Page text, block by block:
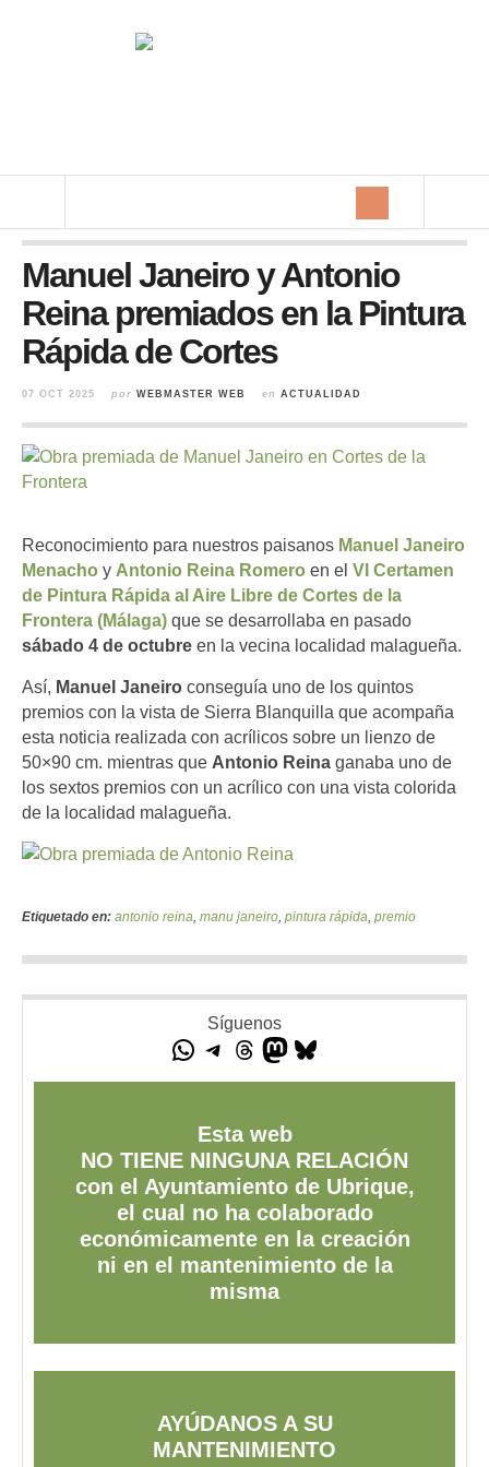
Manuel Janeiro y Antonio
Reina premiados en la Pintura
Rápida de Cortes
07 OCT 2025 por WEBMASTER WEB en ACTUALIDAD
Reconocimiento para nuestros paisanos Manuel Janeiro
Menacho y Antonio Reina Romero en el VI Certamen
de Pintura Rápida al Aire Libre de Cortes de la
Frontera (Málaga) que se desarrollaba en pasado
sábado 4 de octubre en la vecina localidad malagueña.
Así, Manuel Janeiro conseguía uno de los quintos
premios con la vista de Sierra Blanquilla que acompaña
esta noticia realizada con acrílicos sobre un lienzo de
50×90 cm. mientras que Antonio Reina ganaba uno de
los sextos premios con un acrílico con una vista colorida
de la localidad malagueña.
Etiquetado en: antonio reina, manu janeiro, pintura rápida, premio
Síguenos
Esta web
NO TIENE NINGUNA RELACIÓN
con el Ayuntamiento de Ubrique,
el cual no ha colaborado
económicamente en la creación
ni en el mantenimiento de la
misma
AYÚDANOS A SU
MANTENIMIENTO